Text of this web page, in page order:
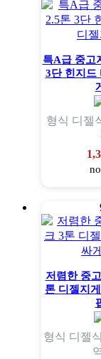
특A급 중고
3단 힌지드
형식 디젤
저렴한 중
톤 디젤지
형식 디젤